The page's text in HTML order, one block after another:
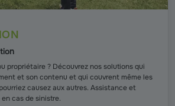
propriétaire ? Découvrez nos solutions qui
et son contenu et qui couvrent même les
causez aux autres. Assistance et
cas de sinistre.